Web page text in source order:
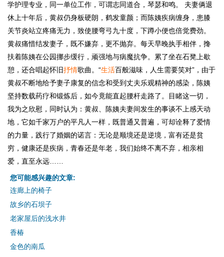
学护理专业，同一单位工作，可谓志同道合，琴瑟和鸣。 夫妻俩退
休上十年后，黄叔仍身板硬朗，鹤发童颜；而陈姨疾病缠身，患膝
关节炎站立疼痛无力，致使腰弯弓九十度，下蹲小便也倍觉费劲。
黄叔痛惜结发妻子，既不嫌弃，更不抛弃。每天早晚执手相伴，搀
扶着陈姨在公园挪步缓行，顽强地与病魔抗争。累了坐在石凳上歇
憩，还合唱起怀旧抒情歌曲。“生活百般滋味，人生需要笑对”，由于
黄叔不断地给予妻子康复的信念和受到丈夫乐观精神的感染，陈姨
坚持数载药疗和锻炼后，如今竟能直起腰杆走路了。目睹这一切，
我为之欣慰，同时认为：黄叔、陈姨夫妻间发生的事谈不上感天动
地，它如千家万户的平凡人一样，既普通又普遍，可却诠释了爱情
的力量，践行了婚姻的诺言：无论是顺境还是逆境，富有还是贫
穷，健康还是疾病，青春还是年老，我们始终不离不弃，相亲相
爱，直至永远……
您可能感兴趣的文章:
连廊上的椅子
故乡的石坝子
老家屋后的浅水井
香椿
金色的南瓜